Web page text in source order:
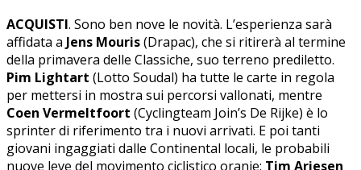
ACQUISTI. Sono ben nove le novità. L’esperienza sarà
affidata a Jens Mouris(Drapac), che si ritirerà al termine
della primavera delle Classiche, suo terreno prediletto.
Pim Lightart (Lotto Soudal) ha tutte le carte in regola
per mettersi in mostra sui percorsi vallonati, mentre
Coen Vermeltfoort (Cyclingteam Join’s De Rijke) è lo
sprinter di riferimento tra i nuovi arrivati. E poi tanti
giovani ingaggiati dalle Continental locali, le probabili
nuove leve del movimento ciclistico oranje: Tim Ariesen